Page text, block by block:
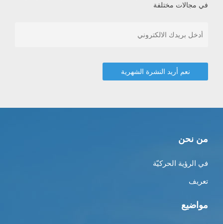
في مجالات مختلفة
من نحن
في الرؤية الحركيّة
تعريف
مواضيع